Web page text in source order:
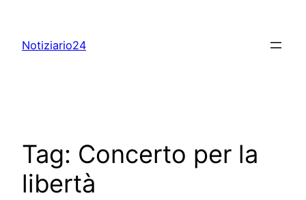
content
Notiziario24
Tag: Concerto per la
libertà